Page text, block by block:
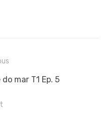
mar T1 Ep. 5